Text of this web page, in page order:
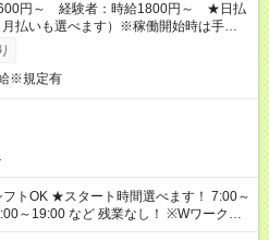
円～ 経験者：時給1800円～ ★日払
払いも選べます）※稼働開始時は手続き
ります。
※規定有
ます！ 7:00～
など 残業なし！ ※Wワークの
せ週40時間超の就業はご案内できませ